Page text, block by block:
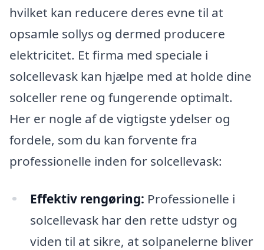
hvilket kan reducere deres evne til at
opsamle sollys og dermed producere
elektricitet. Et firma med speciale i
solcellevask kan hjælpe med at holde dine
solceller rene og fungerende optimalt.
Her er nogle af de vigtigste ydelser og
fordele, som du kan forvente fra
professionelle inden for solcellevask:
Effektiv rengøring: Professionelle i
solcellevask har den rette udstyr og
viden til at sikre, at solpanelerne bliver